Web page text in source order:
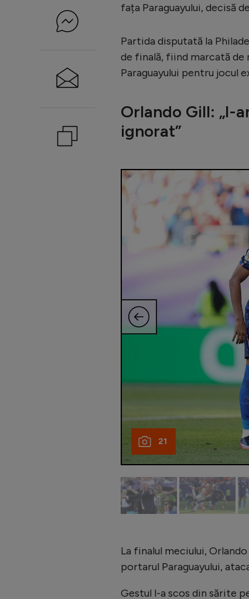
fața Paraguayului, decisă
Partida disputată la
de finală, fiind marcată de
Paraguayului pentru jocul
Orlando Gill: „I-
ignorat”
21
La finalul meciului,
portarul Paraguayului,
Gestul l-a scos din sărite